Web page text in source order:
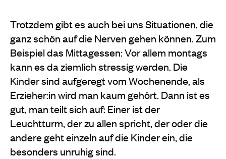
Trotzdem gibt es auch bei uns Situationen, die
ganz schön auf die Nerven gehen können. Zum
Beispiel das Mittagessen: Vor allem montags
kann es da ziemlich stressig werden. Die
Kinder sind aufgeregt vom Wochenende, als
Erzieher:in wird man kaum gehört. Dann ist es
gut, man teilt sich auf: Einer ist der
Leuchtturm, der zu allen spricht, der oder die
andere geht einzeln auf die Kinder ein, die
besonders unruhig sind.